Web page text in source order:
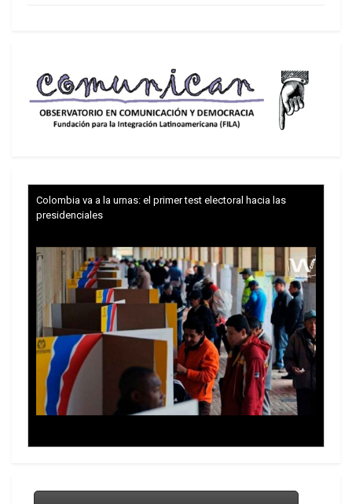
Colombia va a la urnas: el primer test electoral hacia las
presidenciales